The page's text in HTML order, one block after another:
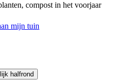
compost in het voorjaar
mijn tuin
halfrond